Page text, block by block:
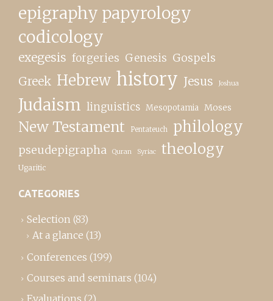
epigraphy papyrology
codicology
exegesis forgeries Genesis Gospels
Greek Hebrew history Jesus Joshua
Judaism linguistics Mesopotamia Moses
New Testament Pentateuch philology
pseudepigrapha Quran Syriac theology
Ugaritic
CATEGORIES
Selection (83)
At a glance (13)
Conferences (199)
Courses and seminars (104)
Evaluations (2)